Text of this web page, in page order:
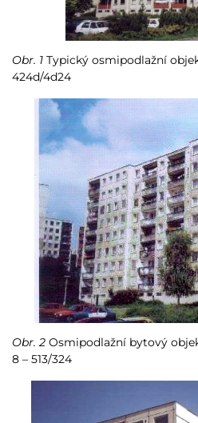
Obr. 1 Typický osmipodlažní
424d/4d24
Obr. 2 Osmipodlažní bytový
8 – 513/324